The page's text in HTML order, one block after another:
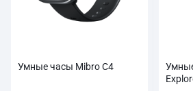
Умные часы Mibro C4